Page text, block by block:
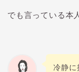
でも言っている本
冷静に